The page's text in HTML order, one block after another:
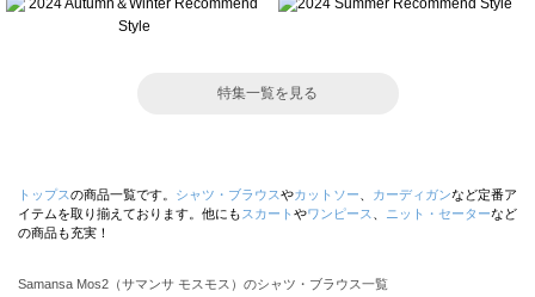
特集一覧を見る
トップスの商品一覧です。 シャツ・ブラウスやカットソー カーディガンなど定番ア
イテムを取り揃えております。他にも スカート やワンピース ニット・セーターなど
の商品も充実！
Samansa Mos2（サマンサ モスモス）のシャツ・ブラウス一覧